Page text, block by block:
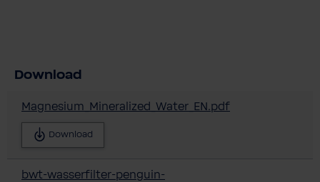
Download
Magnesium_Mineralized_Water_EN.pdf
Download
bwt-wasserfilter-penguin-